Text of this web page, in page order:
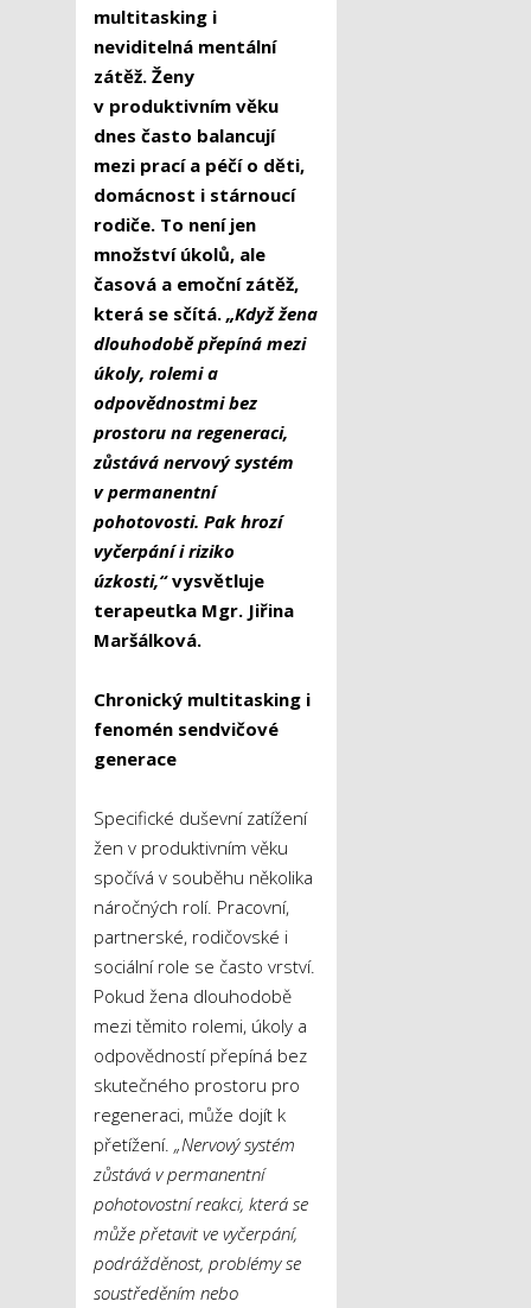
multitasking i
neviditelná mentální
zátěž. Ženy
v produktivním věku
dnes často balancují
mezi prací a péčí o děti,
domácnost i stárnoucí
rodiče. To není jen
množství úkolů, ale
časová a emoční zátěž,
která se sčítá. „Když žena
dlouhodobě přepíná mezi
úkoly, rolemi a
odpovědnostmi bez
prostoru na regeneraci,
zůstává nervový systém
v permanentní
pohotovosti. Pak hrozí
vyčerpání i riziko
úzkosti,“vysvětluje
terapeutka Mgr. Jiřina
Maršálková.
Chronický multitasking i
fenomén sendvičové
generace
Specifické duševní zatížení
žen v produktivním věku
spočívá v souběhu několika
náročných rolí. Pracovní,
partnerské, rodičovské i
sociální role se často vrství.
Pokud žena dlouhodobě
mezi těmito rolemi, úkoly a
odpovědností přepíná bez
skutečného prostoru pro
regeneraci, může dojít k
přetížení. „Nervový systém
zůstává v permanentní
pohotovostní reakci, která se
může přetavit ve vyčerpání,
podrážděnost, problémy se
soustředěním nebo